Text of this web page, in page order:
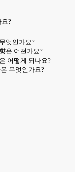
?
엇인가요?
은 어떤가요?
어떻게 되나요?
무엇인가요?